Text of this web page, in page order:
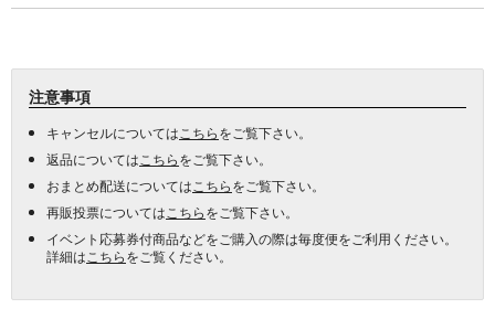
注意事項
キャンセルについては こちらをご覧下さい。
返品については こちらをご覧下さい。
おまとめ配送については こちらをご覧下さい。
再販投票については こちらをご覧下さい。
イベント応募券付商品などをご購入の際は毎度便をご利用ください。
詳細は こちらをご覧ください。